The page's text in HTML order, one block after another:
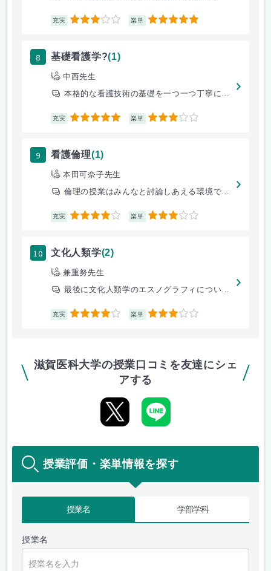
充実 3 楽単 5
8 基礎看護学?(1)
中西先生
本格的な看護技術の基礎を一つ一つ丁寧に学べます。
充実 5 楽単 3
9 看護倫理(1)
本田可奈子先生
倫理の授業はみんなと討論しあえる環境でとてもよかった、
充実 4 楽単 3
10 文化人類学(2)
兼重努先生
最後に文化人類学のエスノグラフィについてまとめて単位取得
充実 4 楽単 3
滋賀医科大学の授業口コミを友達にシェ
アする
授業評価・楽単情報を探す
授業名 学部学科
授業名